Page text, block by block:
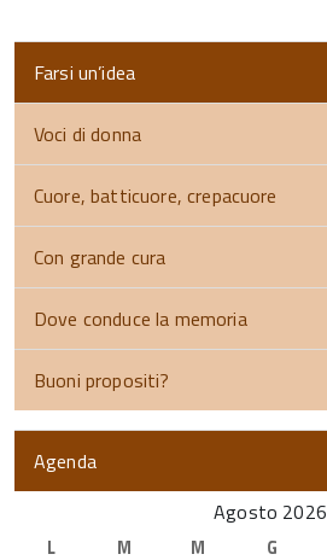
Farsi un’idea
Voci di donna
Cuore, batticuore, crepacuore
Con grande cura
Dove conduce la memoria
Buoni propositi?
Agenda
Agosto 2026
L M M G